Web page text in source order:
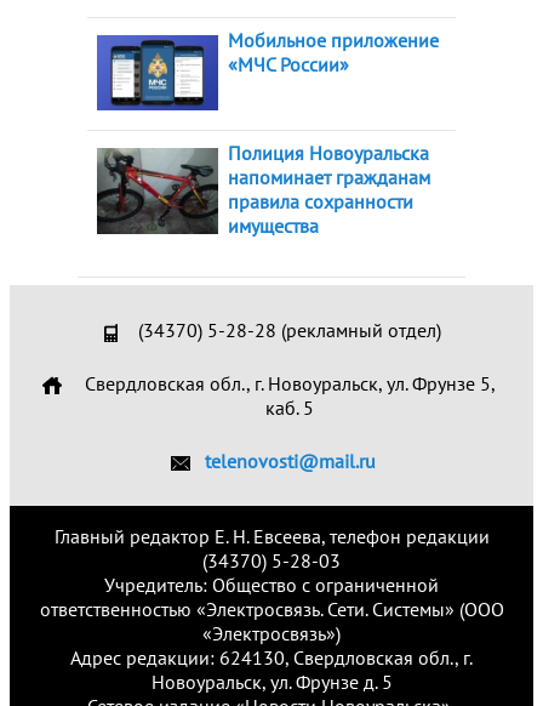
Мобильное приложение
«МЧС России»
Полиция Новоуральска
напоминает гражданам
правила сохранности
имущества
(34370) 5-28-28 (рекламный отдел)
Свердловская обл., г. Новоуральск, ул. Фрунзе 5,
каб. 5
telenovosti@mail.ru
Главный редактор Е. Н. Евсеева, телефон редакции
(34370) 5-28-03
Учредитель: Общество с ограниченной
ответственностью «Электросвязь. Сети. Системы» (ООО
«Электросвязь»)
Адрес редакции: 624130, Свердловская обл., г.
Новоуральск, ул. Фрунзе д. 5